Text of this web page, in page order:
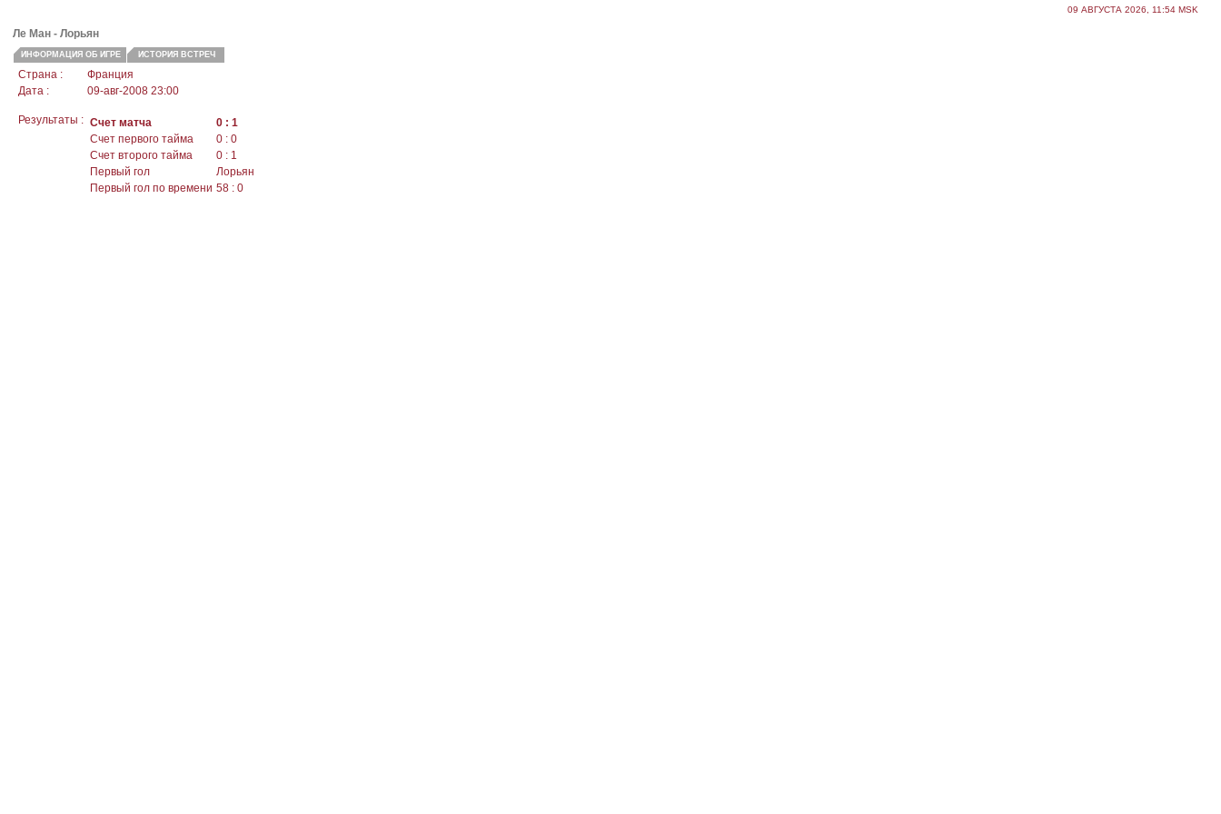
09 АВГУСТА 2026, 11:54 MSK
Ле Ман - Лорьян
ИНФОРМАЦИЯ ОБ ИГРЕ ИСТОРИЯ ВСТРЕЧ
Страна :
Франция
Дата :
09-авг-2008 23:00
Результаты : Счет матча
0 : 1
Счет первого тайма
0 : 0
Счет второго тайма
0 : 1
Первый гол
Лорьян
Первый гол по времени 58 : 0